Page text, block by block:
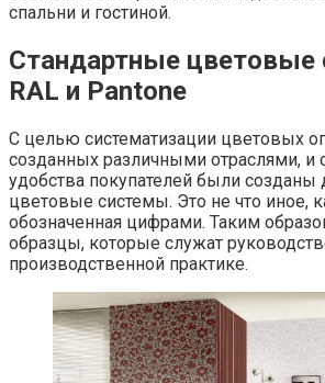
спальни и гостиной.
Стандартные
RAL и Pantone
С целью систематизации цветовых
созданных различными отраслями, и
удобства покупателей были
цветовые системы. Это не что иное,
обозначенная цифрами. Таким
образцы, которые служат
производственной практике.